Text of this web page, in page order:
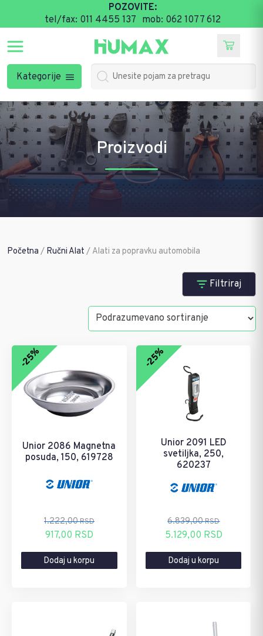
POZOVITE:
tel/fax: 011 4455 137 mob: 062 1077 612
Kategorije
Proizvodi
Početna / Ručni Alat / Alati za popravku automobila
- Alati za popravku automobila
Brendovi
Sortiraj po ceni
250 RSD
Filtriraj
-25%
Unior 2086 Magnetna
posuda, 150, 619728
1.222,00RSD
Originalna
je
917,00 RSD
Trenutna
je:
Dodaj u korpu
-25%
Unior 2091 LED
svetiljka, 250,
620237
6.839,00RSD
Originalna
je
5.129,00 RSD
Trenutna
je:
Dodaj u korpu